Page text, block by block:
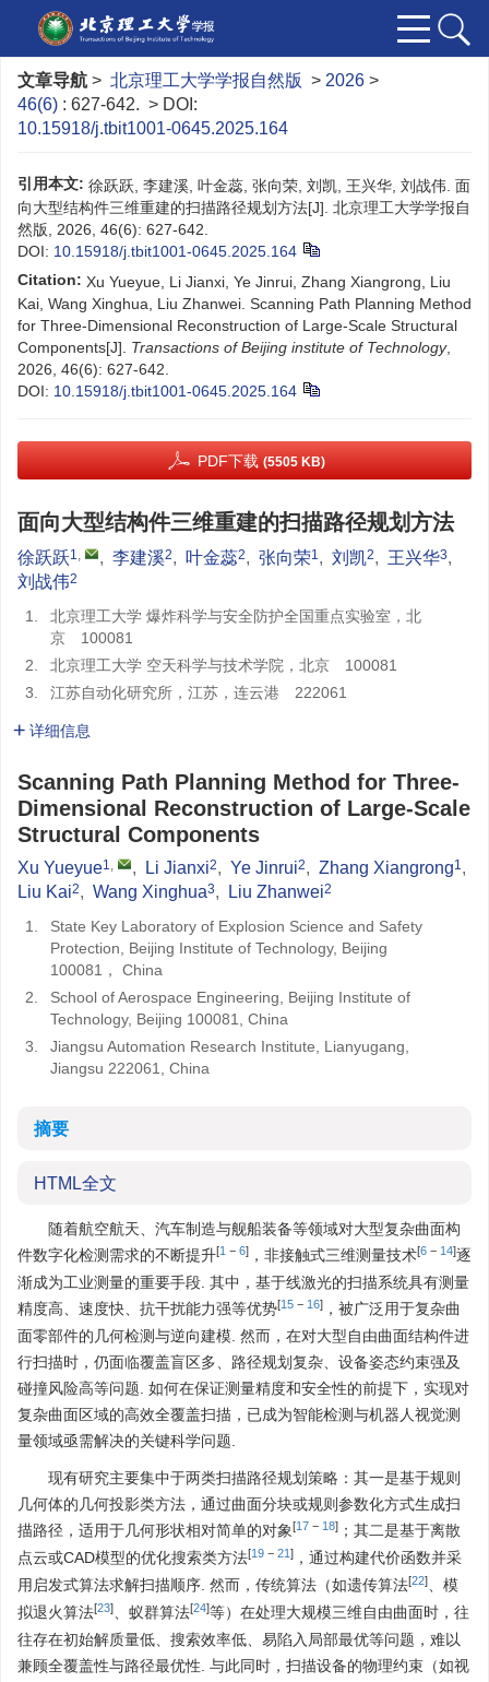
文章导航 > 北京理工大学学报自然版 > 2026 >
46(6) : 627-642. > DOI:
10.15918/j.tbit1001-0645.2025.164
引用本文: 徐跃跃, 李建溪, 叶金蕊, 张向荣, 刘凯, 王兴华, 刘战伟. 面
向大型结构件三维重建的扫描路径规划方法[J]. 北京理工大学学报自
然版, 2026, 46(6): 627-642.
DOI: 10.15918/j.tbit1001-0645.2025.164
Citation: Xu Yueyue, Li Jianxi, Ye Jinrui, Zhang Xiangrong, Liu
Kai, Wang Xinghua, Liu Zhanwei. Scanning Path Planning Method
for Three-Dimensional Reconstruction of Large-Scale Structural
Components[J]. Transactions of Beijing institute of Technology,
2026, 46(6): 627-642.
DOI: 10.15918/j.tbit1001-0645.2025.164
PDF下载 (5505 KB)
面向大型结构件三维重建的扫描路径规划方法
徐跃跃1, , 李建溪2, 叶金蕊2, 张向荣1, 刘凯2, 王兴华3,
刘战伟2
1.
北京理工大学 爆炸科学与安全防护全国重点实验室，北
京 100081
2.
北京理工大学 空天科学与技术学院，北京 100081
3.
江苏自动化研究所，江苏，连云港 222061
详细信息
Scanning Path Planning Method for Three-
Dimensional Reconstruction of Large-Scale
Structural Components
Xu Yueyue1, , Li Jianxi2, Ye Jinrui2, Zhang Xiangrong1,
Liu Kai2, Wang Xinghua3, Liu Zhanwei2
1.
State Key Laboratory of Explosion Science and Safety
Protection, Beijing Institute of Technology, Beijing
100081， China
2.
School of Aerospace Engineering, Beijing Institute of
Technology, Beijing 100081, China
3.
Jiangsu Automation Research Institute, Lianyugang,
Jiangsu 222061, China
摘要
HTML全文
随着航空航天、汽车制造与舰船装备等领域对大型复杂曲面构
件数字化检测需求的不断提升[1 − 6] ，非接触式三维测量技术[6 − 14]逐
渐成为工业测量的重要手段. 其中，基于线激光的扫描系统具有测量
精度高、速度快、抗干扰能力强等优势[15 − 16] ，被广泛用于复杂曲
面零部件的几何检测与逆向建模. 然而，在对大型自由曲面结构件进
行扫描时，仍面临覆盖盲区多、路径规划复杂、设备姿态约束强及
碰撞风险高等问题. 如何在保证测量精度和安全性的前提下，实现对
复杂曲面区域的高效全覆盖扫描，已成为智能检测与机器人视觉测
量领域亟需解决的关键科学问题.
现有研究主要集中于两类扫描路径规划策略：其一是基于规则
几何体的几何投影类方法，通过曲面分块或规则参数化方式生成扫
描路径，适用于几何形状相对简单的对象[17 − 18] ；其二是基于离散
点云或CAD模型的优化搜索类方法[19 − 21] ，通过构建代价函数并采
用启发式算法求解扫描顺序. 然而，传统算法（如遗传算法[22]
、模
拟退火算法[23] 、蚁群算法[24]等）在处理大规模三维自由曲面时，往
往存在初始解质量低、搜索效率低、易陷入局部最优等问题，难以
兼顾全覆盖性与路径最优性. 与此同时，扫描设备的物理约束（如视